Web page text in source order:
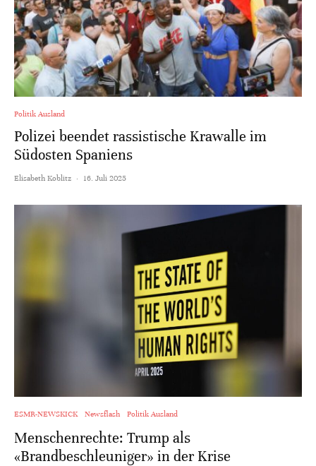
Politik Ausland
Polizei beendet rassistische Krawalle im
Südosten Spaniens
Elisabeth Koblitz · 16. Juli 2025
ESMR-NEWSKICK Newsflash Politik Ausland
Menschenrechte: Trump als
«Brandbeschleuniger» in der Krise